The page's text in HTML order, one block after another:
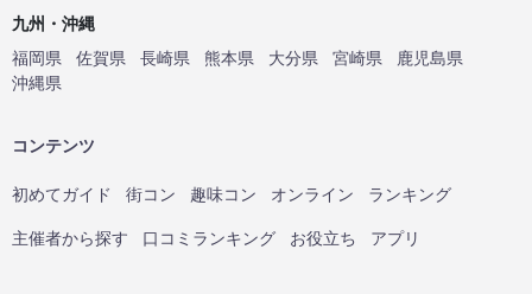
九州・沖縄
福岡県
佐賀県 長崎県 熊本県 大分県 宮崎県
鹿児島県
沖縄県
コンテンツ
初めてガイド 街コン 趣味コン オンライン ランキング
主催者から探す 口コミランキング お役立ち アプリ